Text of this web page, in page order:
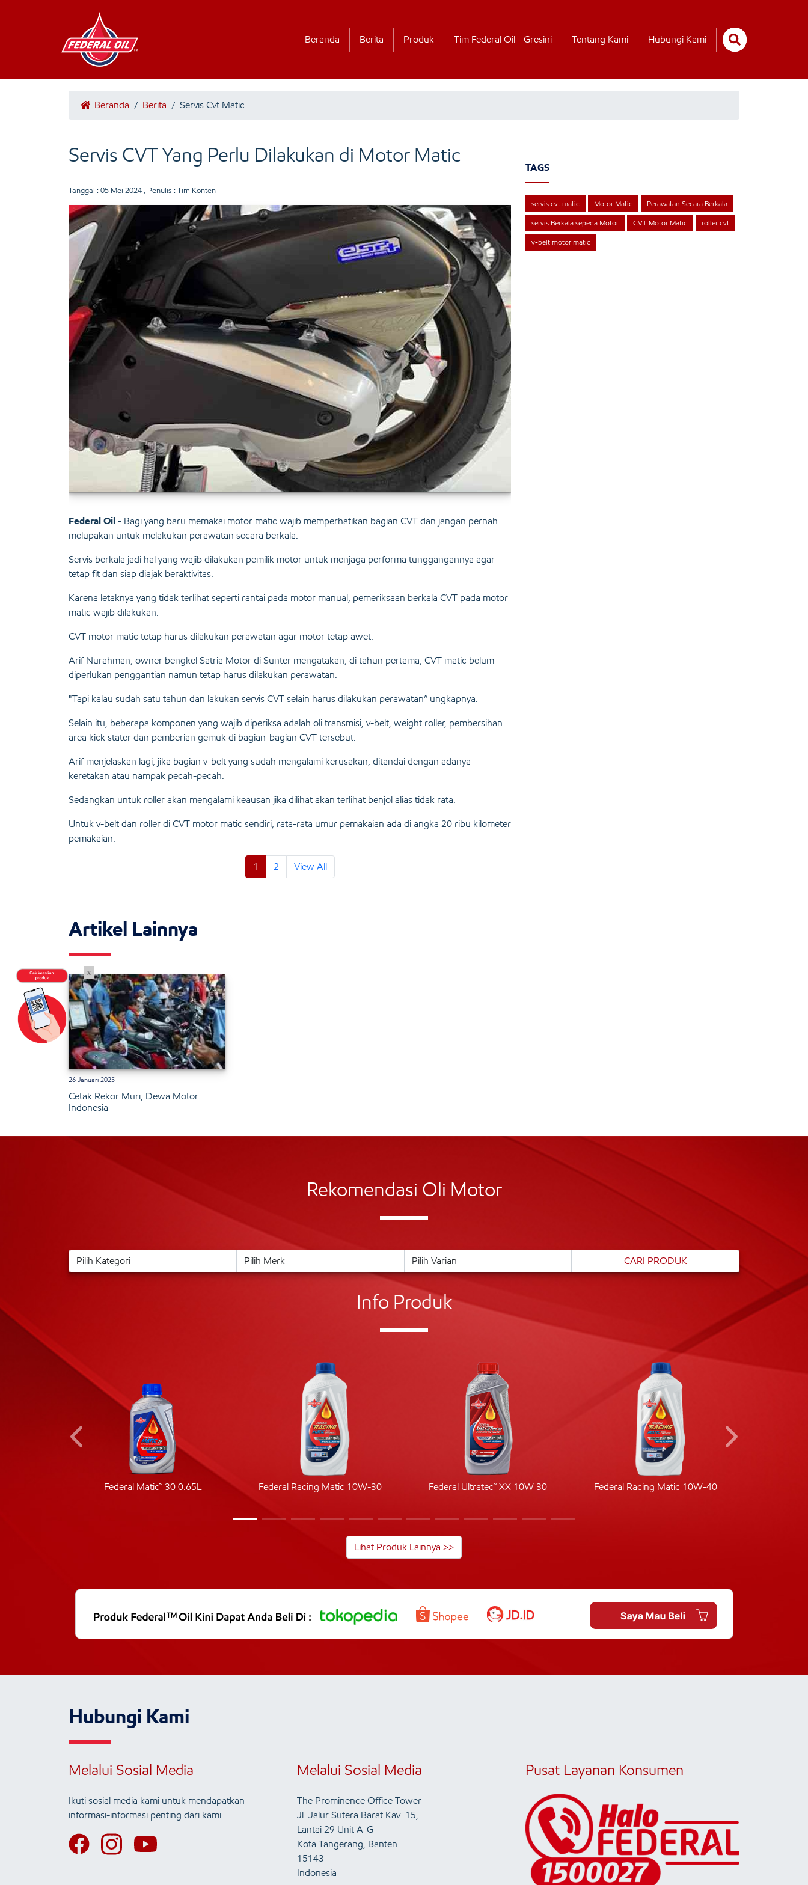
Beranda Berita Produk Tim Federal Oil - Gresini Tentang Kami Hubungi Kami
Beranda / Berita / Servis Cvt Matic
Servis CVT Yang Perlu Dilakukan di Motor Matic
Tanggal : 05 Mei 2024 , Penulis : Tim Konten
Federal Oil - Bagi yang baru memakai motor matic wajib memperhatikan bagian CVT dan jangan pernah
melupakan untuk melakukan perawatan secara berkala.
Servis berkala jadi hal yang wajib dilakukan pemilik motor untuk menjaga performa tunggangannya agar
tetap fit dan siap diajak beraktivitas.
Karena letaknya yang tidak terlihat seperti rantai pada motor manual, pemeriksaan berkala CVT pada motor
matic wajib dilakukan.
CVT motor matic tetap harus dilakukan perawatan agar motor tetap awet.
Arif Nurahman, owner bengkel Satria Motor di Sunter mengatakan, di tahun pertama, CVT matic belum
diperlukan penggantian namun tetap harus dilakukan perawatan.
"Tapi kalau sudah satu tahun dan lakukan servis CVT selain harus dilakukan perawatan” ungkapnya.
Selain itu, beberapa komponen yang wajib diperiksa adalah oli transmisi, v-belt, weight roller, pembersihan
area kick stater dan pemberian gemuk di bagian-bagian CVT tersebut.
Arif menjelaskan lagi, jika bagian v-belt yang sudah mengalami kerusakan, ditandai dengan adanya
keretakan atau nampak pecah-pecah.
Sedangkan untuk roller akan mengalami keausan jika dilihat akan terlihat benjol alias tidak rata.
Untuk v-belt dan roller di CVT motor matic sendiri, rata-rata umur pemakaian ada di angka 20 ribu kilometer
pemakaian.
1 2 View All
TAGS
servis cvt matic Motor Matic Perawatan Secara Berkala
servis Berkala sepeda Motor CVT Motor Matic roller cvt
v-belt motor matic
Artikel Lainnya
26 Januari 2025
Cetak Rekor Muri, Dewa Motor
Indonesia
Rekomendasi Oli Motor
Info Produk
Federal Matic™ 30 0.65L Federal Racing Matic 10W-30 Federal Ultratec™ XX 10W 30 Federal Racing Matic 10W-40
Lihat Produk Lainnya >>
Hubungi Kami
Melalui Sosial Media
Ikuti sosial media kami untuk mendapatkan
informasi-informasi penting dari kami
Melalui Sosial Media
The Prominence Office Tower
Jl. Jalur Sutera Barat Kav. 15,
Lantai 29 Unit A-G
Kota Tangerang, Banten
15143
Indonesia
Pusat Layanan Konsumen
x